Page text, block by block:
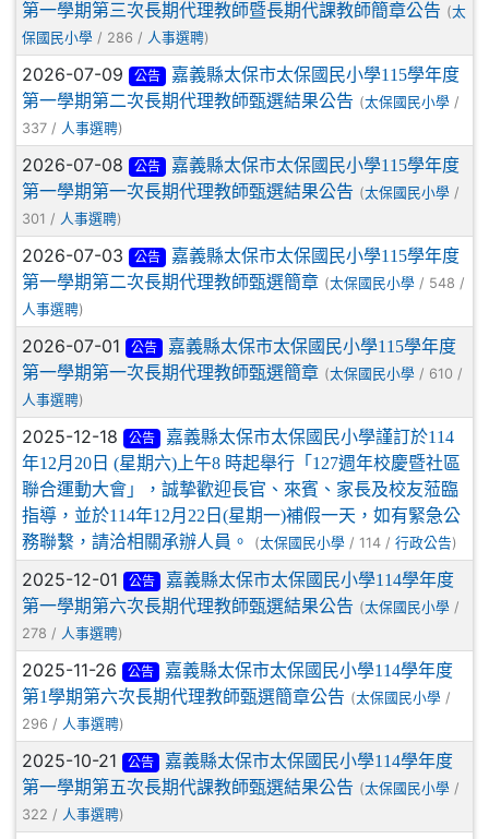
第一學期第三次長期代理教師暨長期代課教師簡章公告 (太
保國民小學 / 286 / 人事選聘)
2026-07-09 公告
嘉義縣太保市太保國民小學115學年度
第一學期第二次長期代理教師甄選結果公告 (太保國民小學 /
337 / 人事選聘)
2026-07-08 公告
嘉義縣太保市太保國民小學115學年度
第一學期第一次長期代理教師甄選結果公告 (太保國民小學 /
301 / 人事選聘)
2026-07-03 公告
嘉義縣太保市太保國民小學115學年度
第一學期第二次長期代理教師甄選簡章 (太保國民小學 / 548 /
人事選聘)
2026-07-01 公告
嘉義縣太保市太保國民小學115學年度
第一學期第一次長期代理教師甄選簡章 (太保國民小學 / 610 /
人事選聘)
2025-12-18 公告
嘉義縣太保市太保國民小學謹訂於114
年12月20日 (星期六)上午8 時起舉行「127週年校慶暨社區
聯合運動大會」，誠摯歡迎長官、來賓、家長及校友蒞臨
指導，並於114年12月22日(星期一)補假一天，如有緊急公
務聯繫，請洽相關承辦人員。
(太保國民小學 / 114 / 行政公告)
2025-12-01 公告
嘉義縣太保市太保國民小學114學年度
第一學期第六次長期代理教師甄選結果公告 (太保國民小學 /
278 / 人事選聘)
2025-11-26 公告
嘉義縣太保市太保國民小學114學年度
第1學期第六次長期代理教師甄選簡章公告 (太保國民小學 /
296 / 人事選聘)
2025-10-21 公告
嘉義縣太保市太保國民小學114學年度
第一學期第五次長期代課教師甄選結果公告 (太保國民小學 /
322 / 人事選聘)